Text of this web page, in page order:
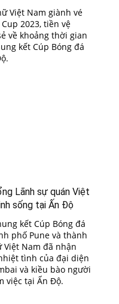
Việt Nam giành vé
2023, tiền vệ
về khoảng thời gian
kết Cúp Bóng đá
Lãnh sự quán Việt
sống tại Ấn Độ
kết Cúp Bóng đá
phố Pune và thành
Nam đã nhận
tình của đại diện
và kiều bào người
việc tại Ấn Độ.